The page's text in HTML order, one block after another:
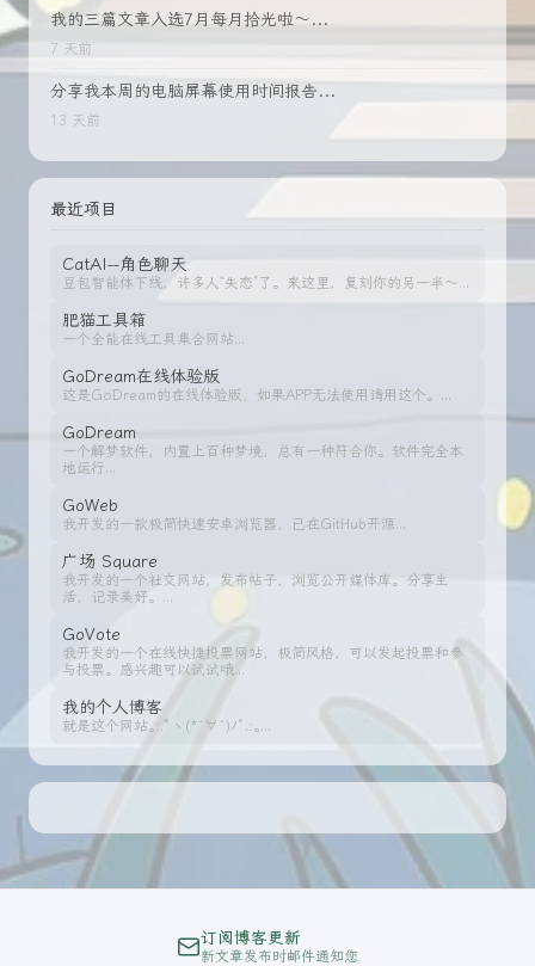
我的三篇文章入选7月每月拾光啦～...
7 天前
分享我本周的电脑屏幕使用时间报告...
13 天前
最近项目
CatAI--角色聊天
豆包智能体下线，许多人“失恋”了。来这里，复刻你的另一半～...
肥猫工具箱
一个全能在线工具集合网站...
GoDream在线体验版
这是GoDream的在线体验版，如果APP无法使用请用这个。...
GoDream
一个解梦软件，内置上百种梦境，总有一种符合你。软件完全本
地运行...
GoWeb
我开发的一款极简快速安卓浏览器，已在GitHub开源...
广场 Square
我开发的一个社交网站，发布帖子，浏览公开媒体库。分享生
活，记录美好。...
GoVote
我开发的一个在线快捷投票网站，极简风格，可以发起投票和参
与投票。感兴趣可以试试哦...
我的个人博客
就是这个网站｡:.ﾟヽ(*´∀`)ﾉﾟ.:｡...
订阅博客更新
新文章发布时邮件通知您